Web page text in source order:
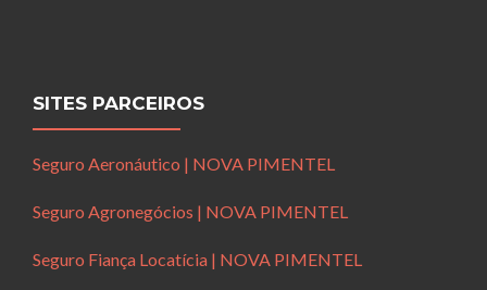
SITES PARCEIROS
Seguro Aeronáutico | NOVA PIMENTEL
Seguro Agronegócios | NOVA PIMENTEL
Seguro Fiança Locatícia | NOVA PIMENTEL